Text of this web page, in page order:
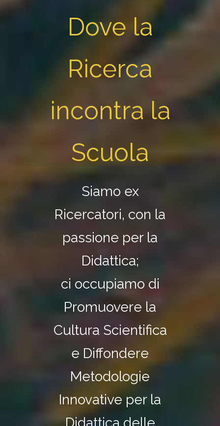
Dove la
Ricerca
incontra la
Scuola
Siamo ex
Ricercatori, con la
passione per la
Didattica;
ci occupiamo di
Promuovere la
Cultura Scientifica
e Diffondere
Metodologie
Innovative per la